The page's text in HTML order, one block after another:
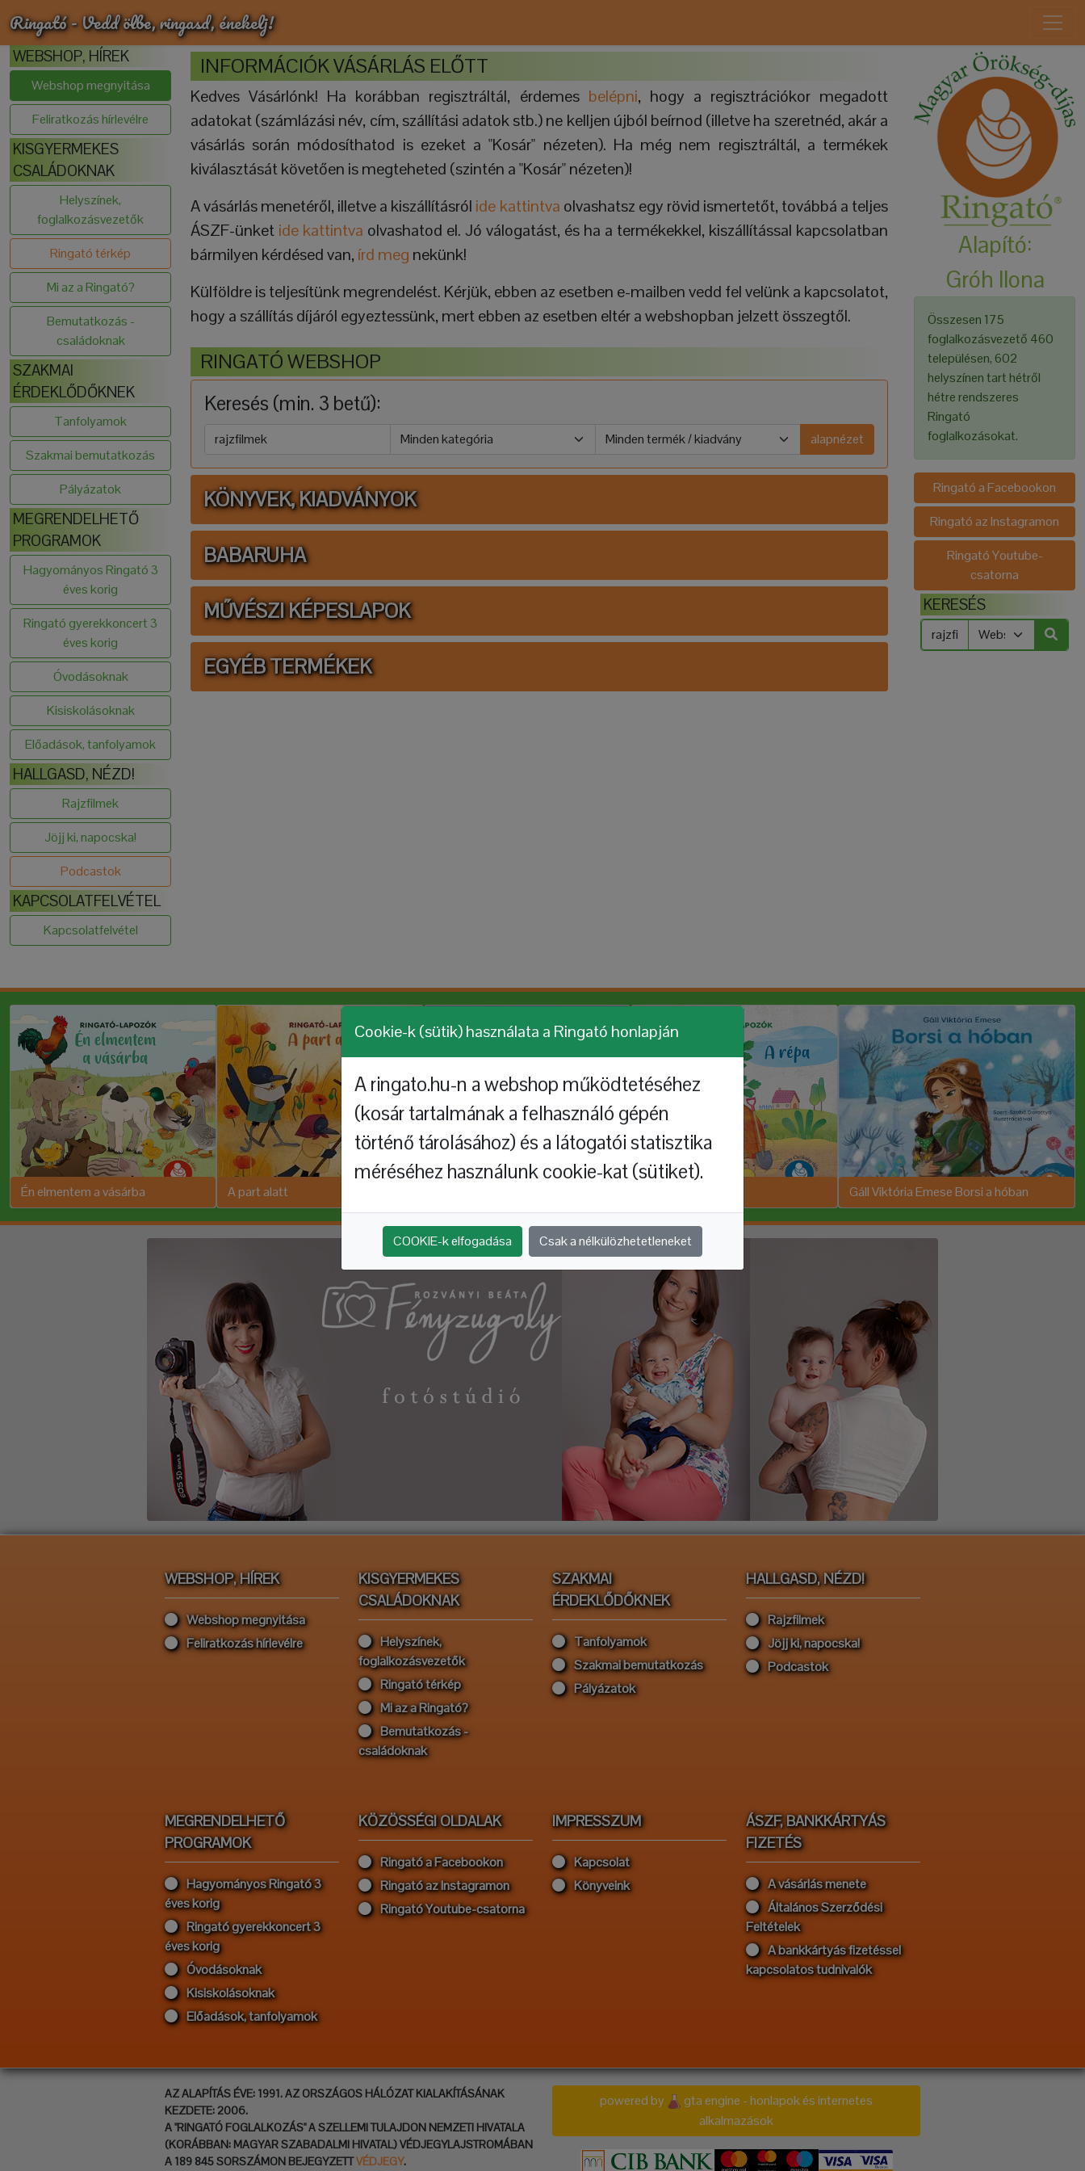
Ringató - Vedd ölbe, ringasd, énekelj!
WEBSHOP, HÍREK
Webshop megnyitása
Feliratkozás hírlevélre
KISGYERMEKES
CSALÁDOKNAK
Helyszínek,
foglalkozásvezetők
Ringató térkép
Mi az a Ringató?
Bemutatkozás -
családoknak
SZAKMAI
ÉRDEKLŐDŐKNEK
Tanfolyamok
Szakmai bemutatkozás
Pályázatok
MEGRENDELHETŐ
PROGRAMOK
Hagyományos Ringató 3
éves korig
Ringató gyerekkoncert 3
éves korig
Óvodásoknak
Kisiskolásoknak
Előadások, tanfolyamok
HALLGASD, NÉZD!
Rajzfilmek
Jöjj ki, napocska!
Podcastok
KAPCSOLATFELVÉTEL
Kapcsolatfelvétel
INFORMÁCIÓK VÁSÁRLÁS ELŐTT
Kedves Vásárlónk! Ha korábban regisztráltál, érdemes belépni, hogy a regisztrációkor megadott
adatokat (számlázási név, cím, szállítási adatok stb.) ne kelljen újból beírnod (illetve ha szeretnéd, akár a
vásárlás során módosíthatod is ezeket a "Kosár" nézeten). Ha még nem regisztráltál, a termékek
kiválasztását követően is megteheted (szintén a "Kosár" nézeten)!
A vásárlás menetéről, illetve a kiszállításról ide kattintva olvashatsz egy rövid ismertetőt, továbbá a teljes
ÁSZF-ünket ide kattintva olvashatod el. Jó válogatást, és ha a termékekkel, kiszállítással kapcsolatban
bármilyen kérdésed van, írd meg nekünk!
Külföldre is teljesítünk megrendelést. Kérjük, ebben az esetben e-mailben vedd fel velünk a kapcsolatot,
hogy a szállítás díjáról egyeztessünk, mert ebben az esetben eltér a webshopban jelzett összegtől.
RINGATÓ WEBSHOP
Keresés (min. 3 betű):
alapnézet
KÖNYVEK, KIADVÁNYOK
BABARUHA
MŰVÉSZI KÉPESLAPOK
EGYÉB TERMÉKEK
Alapító:
Gróh Ilona
Összesen 175
foglalkozásvezető 460
településen, 602
helyszínen tart hétről
hétre rendszeres
Ringató
foglalkozásokat.
Ringató a Facebookon
Ringató az Instagramon
Ringató Youtube-
csatorna
KERESÉS
Én elmentem a vásárba A part alatt Gáll Viktória Emese Borsi a hóban
WEBSHOP, HÍREK
Webshop megnyitása
Feliratkozás hírlevélre
KISGYERMEKES
CSALÁDOKNAK
Helyszínek,
foglalkozásvezetők
Ringató térkép
Mi az a Ringató?
Bemutatkozás -
családoknak
SZAKMAI
ÉRDEKLŐDŐKNEK
Tanfolyamok
Szakmai bemutatkozás
Pályázatok
HALLGASD, NÉZD!
Rajzfilmek
Jöjj ki, napocska!
Podcastok
MEGRENDELHETŐ
PROGRAMOK
Hagyományos Ringató 3
éves korig
Ringató gyerekkoncert 3
éves korig
Óvodásoknak
Kisiskolásoknak
Előadások, tanfolyamok
KÖZÖSSÉGI OLDALAK
Ringató a Facebookon
Ringató az Instagramon
Ringató Youtube-csatorna
IMPRESSZUM
Kapcsolat
Könyveink
ÁSZF, BANKKÁRTYÁS
FIZETÉS
A vásárlás menete
Általános Szerződési
Feltételek
A bankkártyás fizetéssel
kapcsolatos tudnivalók
AZ ALAPÍTÁS ÉVE: 1991. AZ ORSZÁGOS HÁLÓZAT KIALAKÍTÁSÁNAK
KEZDETE: 2006.
A "RINGATÓ FOGLALKOZÁS" A SZELLEMI TULAJDON NEMZETI HIVATALA
(KORÁBBAN: MAGYAR SZABADALMI HIVATAL) VÉDJEGYLAJSTROMÁBAN
A 189 845 SORSZÁMON BEJEGYZETTVÉDJEGY.
powered by
gta engine - honlapok és internetes
alkalmazások
Cookie-k (sütik) használata a Ringató honlapján
A ringato.hu-n a webshop működtetéséhez
(kosár tartalmának a felhasználó gépén
történő tárolásához) és a látogatói statisztika
méréséhez használunk cookie-kat (sütiket).
COOKIE-k elfogadása Csak a nélkülözhetetleneket